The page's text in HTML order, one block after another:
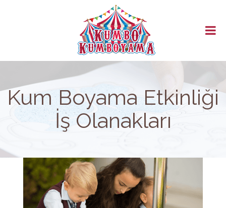
ANASAYFA
HAKKIMIZDA
ÜRÜNLER
MAĞAZA
KATALOG
GÜVENLİ ÖDEME
İLETİŞİM
Kum Boyama Etkinliği
İş Olanakları